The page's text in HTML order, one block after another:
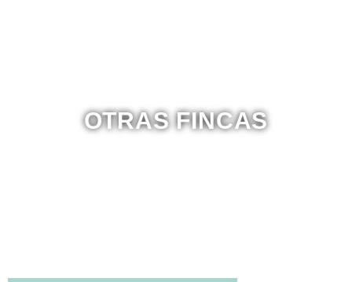
OTRAS FINCAS